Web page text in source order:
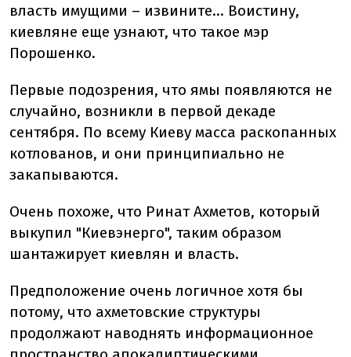
власть имущими – извините… Воистину,
киевляне еще узнают, что такое мэр
Порошенко.
Первые подозрения, что ямы появляются не
случайно, возникли в первой декаде
сентября. По всему Киеву масса раскопанных
котлованов, и они принципиально не
закапываются.
Очень похоже, что Ринат Ахметов, который
выкупил "Киевэнерго", таким образом
шантажирует киевлян и власть.
Предположение очень логичное хотя бы
потому, что ахметовские структуры
продолжают наводнять информационное